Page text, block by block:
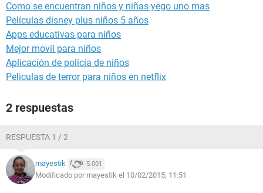
Como se encuentran niños y niñas yego uno mas
Películas disney plus niños 5 años
Apps educativas para niños
Mejor movil para niños
Aplicación de policía de niños
Peliculas de terror para niños en netflix
2 respuestas
RESPUESTA 1 / 2
mayestik 5.001
Modificado por mayestik el 10/02/2015, 11:51